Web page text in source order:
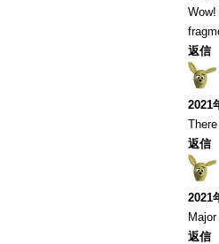
返信
2021
返信
2021
返信